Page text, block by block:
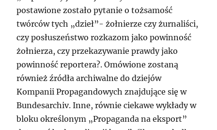
postawione zostało pytanie o tożsamość
twórców tych „dzieł”- żołnierze czy żurnaliści,
czy posłuszeństwo rozkazom jako powinność
żołnierza, czy przekazywanie prawdy jako
powinność reportera?. Omówione zostaną
również źródła archiwalne do dziejów
Kompanii Propagandowych znajdujące się w
Bundesarchiv. Inne, równie ciekawe wykłady w
bloku określonym „Propaganda na eksport”